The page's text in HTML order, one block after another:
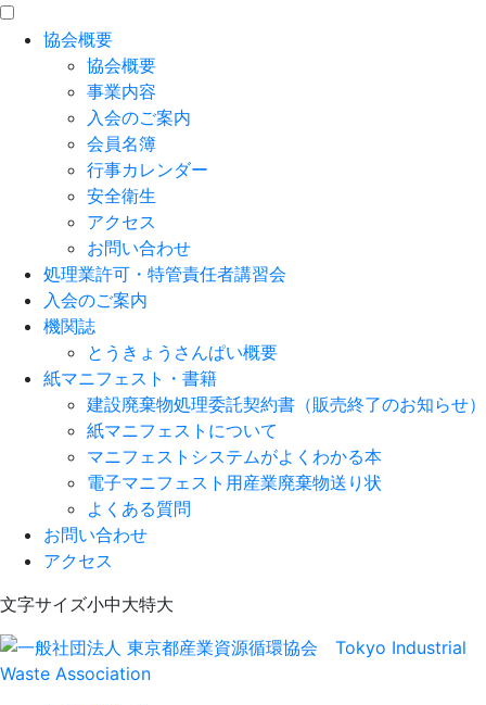
協会概要
協会概要
事業内容
入会のご案内
会員名簿
行事カレンダー
安全衛生
アクセス
お問い合わせ
処理業許可・特管責任者講習会
入会のご案内
機関誌
とうきょうさんぱい概要
紙マニフェスト・書籍
建設廃棄物処理委託契約書（販売終了のお知らせ）
紙マニフェストについて
マニフェストシステムがよくわかる本
電子マニフェスト用産業廃棄物送り状
よくある質問
お問い合わせ
アクセス
Skip
to
content
文字サイズ小中大特大